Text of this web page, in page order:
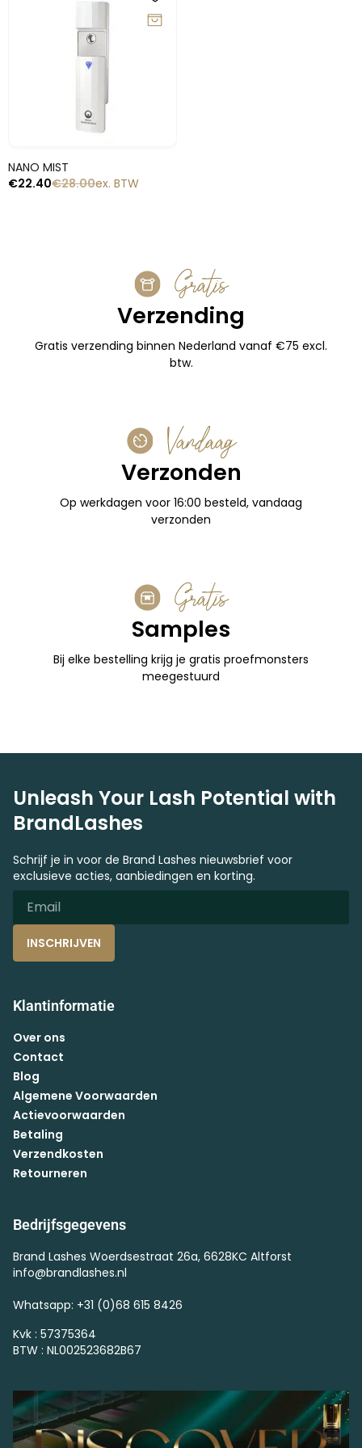
NANO MIST
€28.00
€22.40 ex. BTW
Gratis
Verzending
Gratis verzending binnen Nederland vanaf €75 excl.
btw.
Vandaag
Verzonden
Op werkdagen voor 16:00 besteld, vandaag
verzonden
Gratis
Samples
Bij elke bestelling krijg je gratis proefmonsters
meegestuurd
Unleash Your Lash Potential with
BrandLashes
Schrijf je in voor de Brand Lashes nieuwsbrief voor
exclusieve acties, aanbiedingen en korting.
INSCHRIJVEN
Klantinformatie
Over ons
Contact
Blog
Algemene Voorwaarden
Actievoorwaarden
Betaling
Verzendkosten
Retourneren
Bedrijfsgegevens
Brand Lashes Woerdsestraat 26a, 6628KC Altforst
info@brandlashes.nl
Whatsapp: +31 (0)68 615 8426
Kvk : 57375364
BTW : NL002523682B67